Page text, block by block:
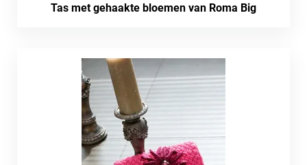
Tas met gehaakte bloemen van Roma Big